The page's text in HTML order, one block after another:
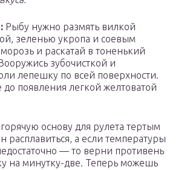
Рыбу нужно размять вилкой
зеленью укропа и соевым
и раскатай в тоненький
зубочисткой и
лепешку по всей поверхности.
до появления легкой желтоватой
основу для рулета тертым
а если температуры
— то верни противень
на минутку-две. Теперь можешь